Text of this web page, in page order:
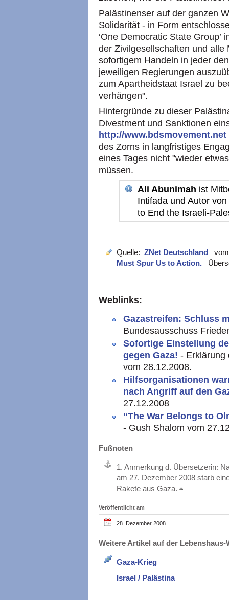
Palästinenser auf der ganzen
Solidarität - in Form
‘One Democratic State
der Zivilgesellschaften und
sofortigem Handeln in jeder
jeweiligen Regierungen
zum Apartheidstaat Israel zu
verhängen".
Hintergründe zu dieser
Divestment und Sanktionen
http://www.bdsmovement.net
des Zorns in langfristiges
eines Tages nicht "wieder
müssen.
Ali Abunimah ist
Intifada und Autor
to End the Israeli-
Quelle: ZNet Deutschland
Must Spur Us to Action.
Weblinks:
Gazastreifen: Schluss
Bundesausschuss
Sofortige Einstellung
gegen Gaza! - Erklärung
vom 28.12.2008.
Hilfsorganisationen
nach Angriff auf den
27.12.2008
“The War Belongs to
- Gush Shalom vom
Fußnoten
1. Anmerkung d. Übersetzerin:
am 27. Dezember 2008 starb
Rakete aus Gaza.
Veröffentlicht am
28. Dezember 2008
Weitere Artikel auf der
Gaza-Krieg
Israel / Palästina